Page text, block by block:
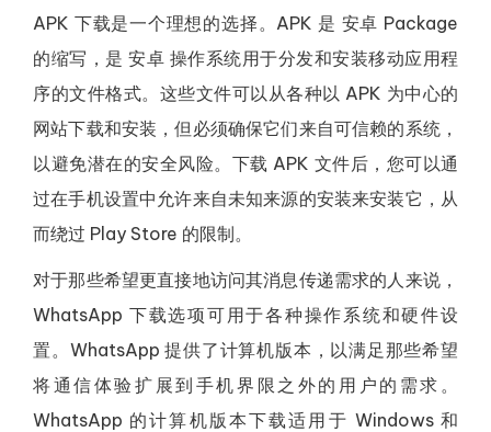
APK 下载是一个理想的选择。APK 是 安卓 Package
的缩写，是 安卓 操作系统用于分发和安装移动应用程
序的文件格式。这些文件可以从各种以 APK 为中心的
网站下载和安装，但必须确保它们来自可信赖的系统，
以避免潜在的安全风险。下载 APK 文件后，您可以通
过在手机设置中允许来自未知来源的安装来安装它，从
而绕过 Play Store 的限制。
对于那些希望更直接地访问其消息传递需求的人来说，
WhatsApp 下载选项可用于各种操作系统和硬件设
置。WhatsApp 提供了计算机版本，以满足那些希望
将通信体验扩展到手机界限之外的用户的需求。
WhatsApp 的计算机版本下载适用于 Windows 和